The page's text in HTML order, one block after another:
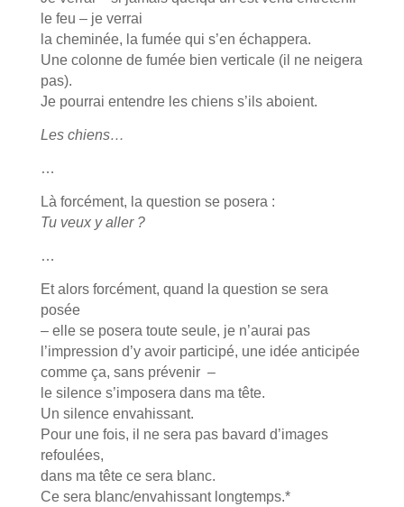
le feu – je verrai
la cheminée, la fumée qui s’en échappera.
Une colonne de fumée bien verticale (il ne neigera
pas).
Je pourrai entendre les chiens s’ils aboient.
Les chiens…
…
Là forcément, la question se posera :
Tu veux y aller ?
…
Et alors forcément, quand la question se sera
posée
– elle se posera toute seule, je n’aurai pas
l’impression d’y avoir participé, une idée anticipée
comme ça, sans prévenir –
le silence s’imposera dans ma tête.
Un silence envahissant.
Pour une fois, il ne sera pas bavard d’images
refoulées,
dans ma tête ce sera blanc.
Ce sera blanc/envahissant longtemps.*